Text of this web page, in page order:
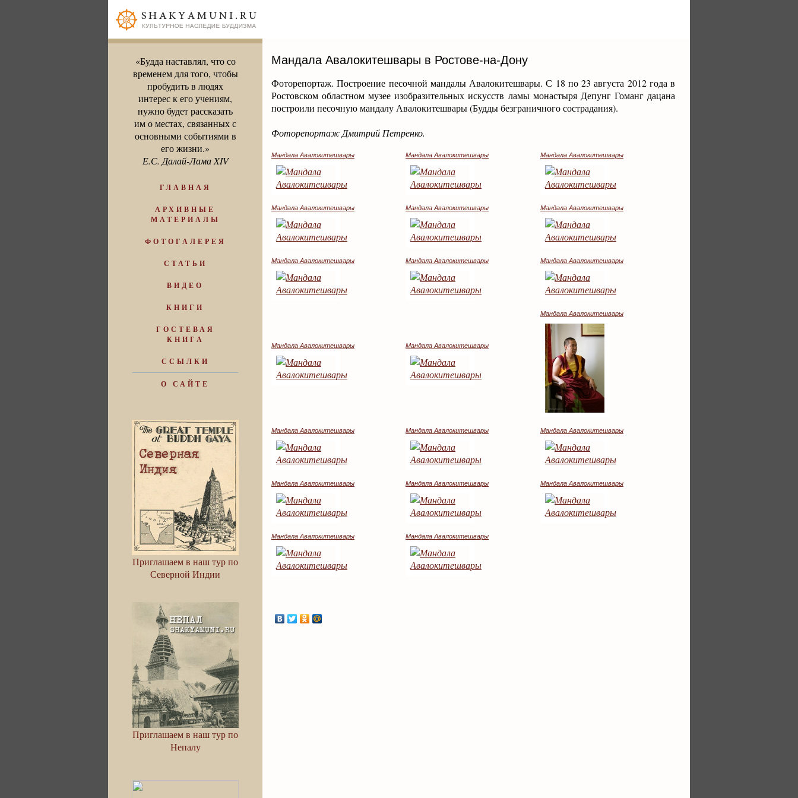
«Будда наставлял, что со
временем для того, чтобы
пробудить в людях
интерес к его учениям,
нужно будет рассказать
им о местах, связанных с
основными событиями в
его жизни.»
Е.С. Далай-Лама XIV
ГЛАВНАЯ
АРХИВНЫЕ
МАТЕРИАЛЫ
ФОТОГАЛЕРЕЯ
СТАТЬИ
ВИДЕО
КНИГИ
ГОСТЕВАЯ
КНИГА
ССЫЛКИ
О САЙТЕ
Приглашаем в наш тур по
Северной Индии
Приглашаем в наш тур по
Непалу
Мандала Авалокитешвары в Ростове-на-Дону
Фоторепортаж. Построение песочной мандалы Авалокитешвары. С 18 по 23 августа 2012 года в
Ростовском областном музее изобразительных искусств ламы монастыря Депунг Гоманг дацана
построили песочную мандалу Авалокитешвары (Будды безграничного сострадания).
Фоторепортаж Дмитрий Петренко.
Мандала Авалокитешвары Мандала Авалокитешвары Мандала Авалокитешвары
Мандала Авалокитешвары Мандала Авалокитешвары Мандала Авалокитешвары
Мандала Авалокитешвары Мандала Авалокитешвары Мандала Авалокитешвары
Мандала Авалокитешвары Мандала Авалокитешвары
Мандала Авалокитешвары
Мандала Авалокитешвары Мандала Авалокитешвары Мандала Авалокитешвары
Мандала Авалокитешвары Мандала Авалокитешвары Мандала Авалокитешвары
Мандала Авалокитешвары Мандала Авалокитешвары